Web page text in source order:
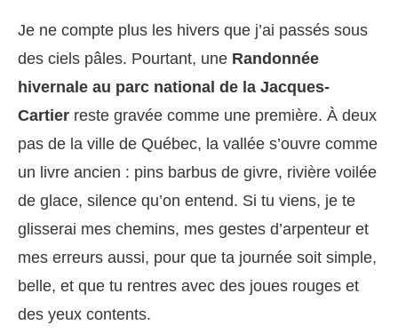
Je ne compte plus les hivers que j’ai passés sous
des ciels pâles. Pourtant, une Randonnée
hivernale au parc national de la Jacques-
Cartier reste gravée comme une première. À deux
pas de la ville de Québec, la vallée s’ouvre comme
un livre ancien : pins barbus de givre, rivière voilée
de glace, silence qu’on entend. Si tu viens, je te
glisserai mes chemins, mes gestes d’arpenteur et
mes erreurs aussi, pour que ta journée soit simple,
belle, et que tu rentres avec des joues rouges et
des yeux contents.